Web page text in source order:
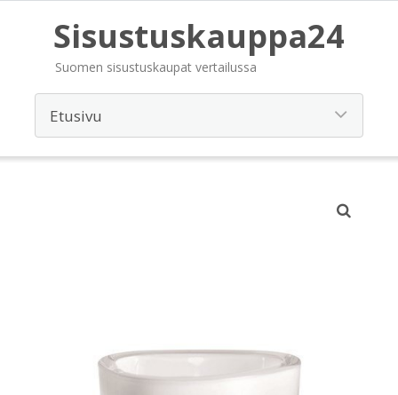
Sisustuskauppa24
Suomen sisustuskaupat vertailussa